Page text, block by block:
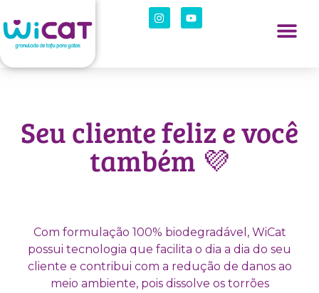
Seu cliente feliz e você
também 💜
Com formulação 100% biodegradável, WiCat
possui tecnologia que facilita o dia a dia do seu
cliente e contribui com a redução de danos ao
meio ambiente, pois dissolve os torrões